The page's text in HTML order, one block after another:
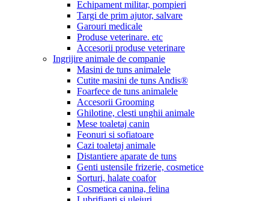
Echipament militar, pompieri
Targi de prim ajutor, salvare
Garouri medicale
Produse veterinare. etc
Accesorii produse veterinare
Ingrijire animale de companie
Masini de tuns animalele
Cutite masini de tuns Andis®
Foarfece de tuns animalele
Accesorii Grooming
Ghilotine, clesti unghii animale
Mese toaletaj canin
Feonuri si sofiatoare
Cazi toaletaj animale
Distantiere aparate de tuns
Genti ustensile frizerie, cosmetice
Sorturi, halate coafor
Cosmetica canina, felina